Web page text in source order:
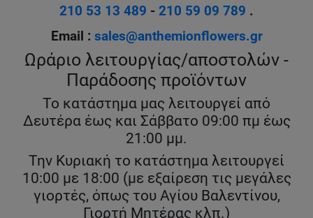
210 53 13 489 - 210 59 09 789 .
Email : sales@anthemionflowers.gr
Ωράριο λειτουργίας/αποστολών -
Παράδοσης προϊόντων
Το κατάστημα μας λειτουργεί από
Δευτέρα έως και Σάββατο 09:00 πμ έως
21:00 μμ.
Την Κυριακή το κατάστημα λειτουργεί
10:00 με 18:00 (με εξαίρεση τις μεγάλες
γιορτές, όπως του Αγίου Βαλεντίνου,
Γιορτή Μητέρας κλπ.)